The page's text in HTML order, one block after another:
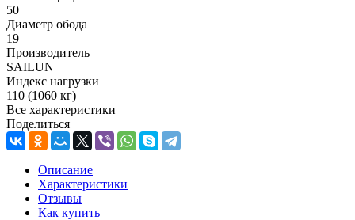
50
Диаметр обода
19
Производитель
SAILUN
Индекс нагрузки
110 (1060 кг)
Все характеристики
Поделиться
Описание
Характеристики
Отзывы
Как купить